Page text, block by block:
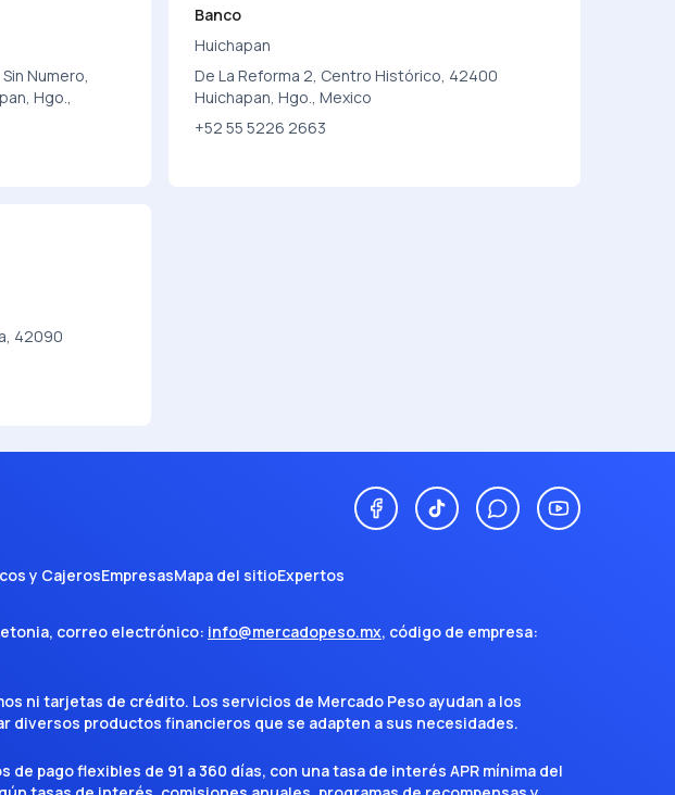
Numero,
Hgo.,
Banco
Huichapan
De La Reforma 2, Centro Histórico, 42400
Huichapan, Hgo., Mexico
+52 55 5226 2663
42090
y CajerosEmpresasMapa del sitioExpertos
, correo electrónico: info@mercadopeso.mx, código de empresa:
ni tarjetas de crédito. Los servicios de Mercado Peso ayudan a los
productos financieros que se adapten a sus necesidades.
pago flexibles de 91 a 360 días, con una tasa de interés APR mínima del